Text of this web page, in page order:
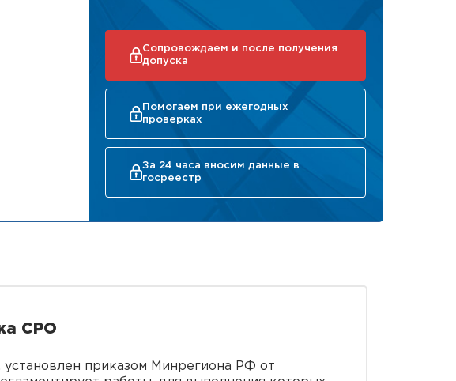
Сопровождаем и после получения
допуска
Помогаем при ежегодных
проверках
За 24 часа вносим данные в
госреестр
СРО
приказом Минрегиона РФ от